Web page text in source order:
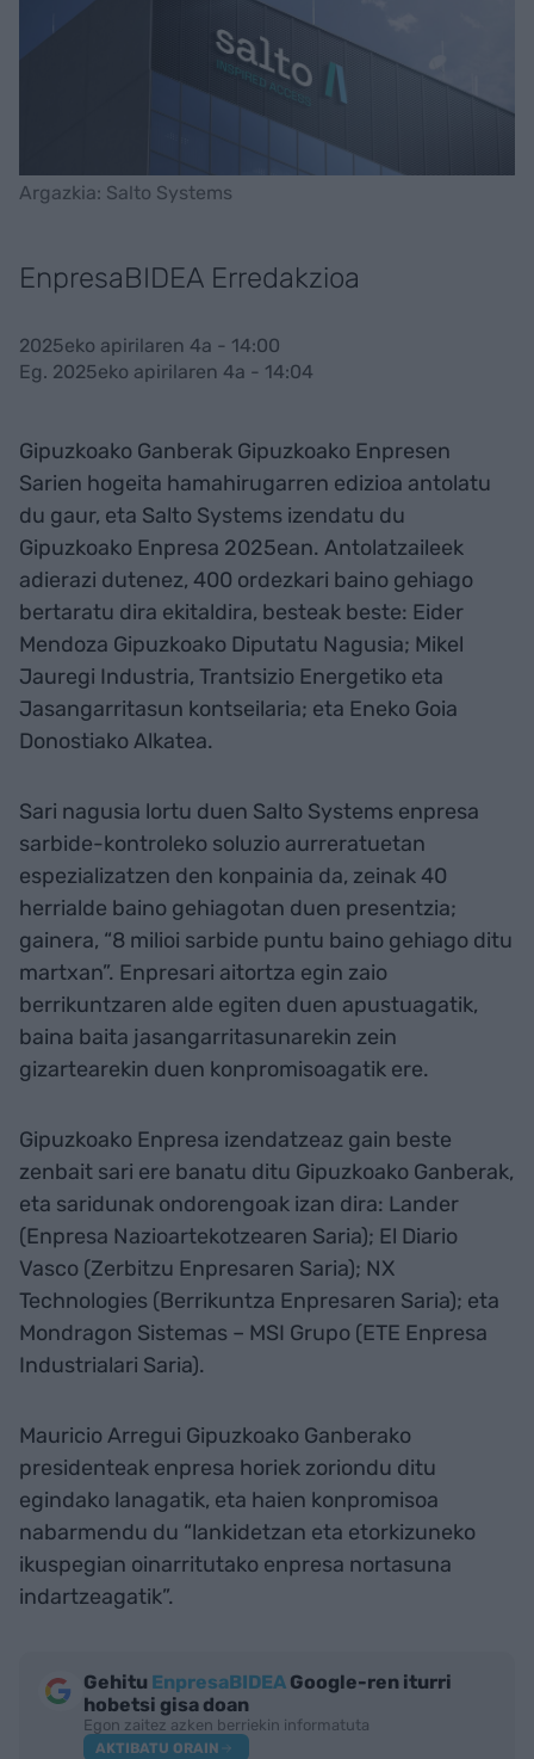
Argazkia: Salto Systems
EnpresaBIDEA Erredakzioa
2025eko apirilaren 4a - 14:00
Eg. 2025eko apirilaren 4a - 14:04
Gipuzkoako Ganberak Gipuzkoako Enpresen
Sarien hogeita hamahirugarren edizioa antolatu
du gaur, eta Salto Systems izendatu du
Gipuzkoako Enpresa 2025ean. Antolatzaileek
adierazi dutenez, 400 ordezkari baino gehiago
bertaratu dira ekitaldira, besteak beste: Eider
Mendoza Gipuzkoako Diputatu Nagusia; Mikel
Jauregi Industria, Trantsizio Energetiko eta
Jasangarritasun kontseilaria; eta Eneko Goia
Donostiako Alkatea.
Sari nagusia lortu duen Salto Systems enpresa
sarbide-kontroleko soluzio aurreratuetan
espezializatzen den konpainia da, zeinak 40
herrialde baino gehiagotan duen presentzia;
gainera, “8 milioi sarbide puntu baino gehiago ditu
martxan”. Enpresari aitortza egin zaio
berrikuntzaren alde egiten duen apustuagatik,
baina baita jasangarritasunarekin zein
gizartearekin duen konpromisoagatik ere.
Gipuzkoako Enpresa izendatzeaz gain beste
zenbait sari ere banatu ditu Gipuzkoako Ganberak,
eta saridunak ondorengoak izan dira: Lander
(Enpresa Nazioartekotzearen Saria); El Diario
Vasco (Zerbitzu Enpresaren Saria); NX
Technologies (Berrikuntza Enpresaren Saria); eta
Mondragon Sistemas – MSI Grupo (ETE Enpresa
Industrialari Saria).
Mauricio Arregui Gipuzkoako Ganberako
presidenteak enpresa horiek zoriondu ditu
egindako lanagatik, eta haien konpromisoa
nabarmendu du “lankidetzan eta etorkizuneko
ikuspegian oinarritutako enpresa nortasuna
indartzeagatik”.
Gehitu EnpresaBIDEA Google-ren iturri
hobetsi gisa doan
Egon zaitez azken berriekin informatuta
AKTIBATU ORAIN